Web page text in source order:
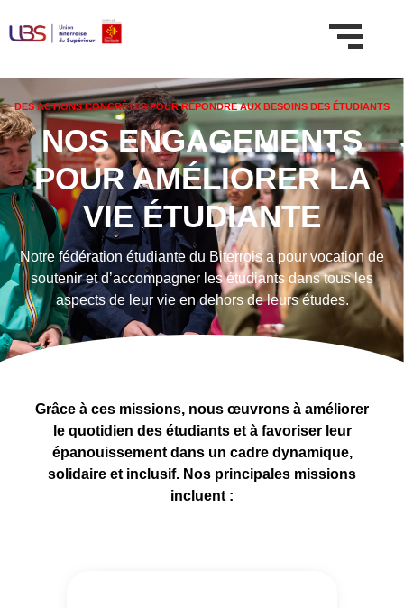
DES ACTIONS CONCRÈTES POUR RÉPONDRE AUX BESOINS DES ÉTUDIANTS
NOS ENGAGEMENTS
POUR AMÉLIORER LA
VIE ÉTUDIANTE
Notre fédération étudiante du Biterrois a pour vocation de
soutenir et d’accompagner les étudiants dans tous les
aspects de leur vie en dehors de leurs études.
Grâce à ces missions, nous œuvrons à améliorer
le quotidien des étudiants et à favoriser leur
épanouissement dans un cadre dynamique,
solidaire et inclusif. Nos principales missions
incluent :